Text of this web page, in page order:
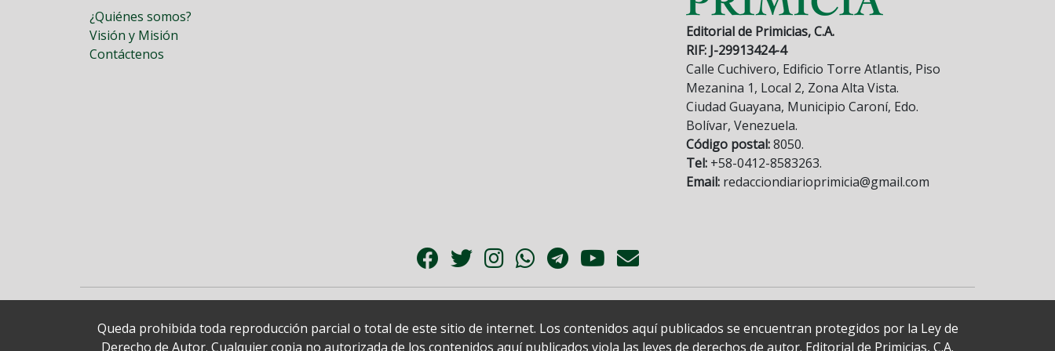
¿Quiénes somos?
Visión y Misión
Contáctenos
Editorial de Primicias, C.A.
RIF: J-29913424-4
Calle Cuchivero, Edificio Torre Atlantis, Piso
Mezanina 1, Local 2, Zona Alta Vista.
Ciudad Guayana, Municipio Caroní, Edo.
Bolívar, Venezuela.
Código postal:8050.
Tel: +58-0412-8583263.
Email: redacciondiarioprimicia@gmail.com
Queda prohibida toda reproducción parcial o total de este sitio de internet. Los contenidos aquí publicados se encuentran protegidos por la Ley de
Derecho de Autor. Cualquier copia no autorizada de los contenidos aquí publicados viola las leyes de derechos de autor. Editorial de Primicias, C.A.